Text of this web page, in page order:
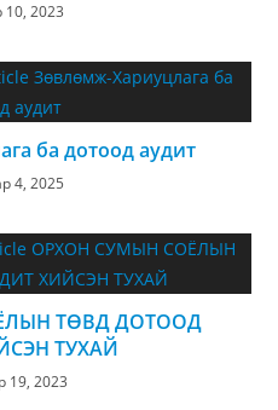
10, 2023
ба дотоод аудит
4, 2025
ТӨВД ДОТООД
ТУХАЙ
19, 2023